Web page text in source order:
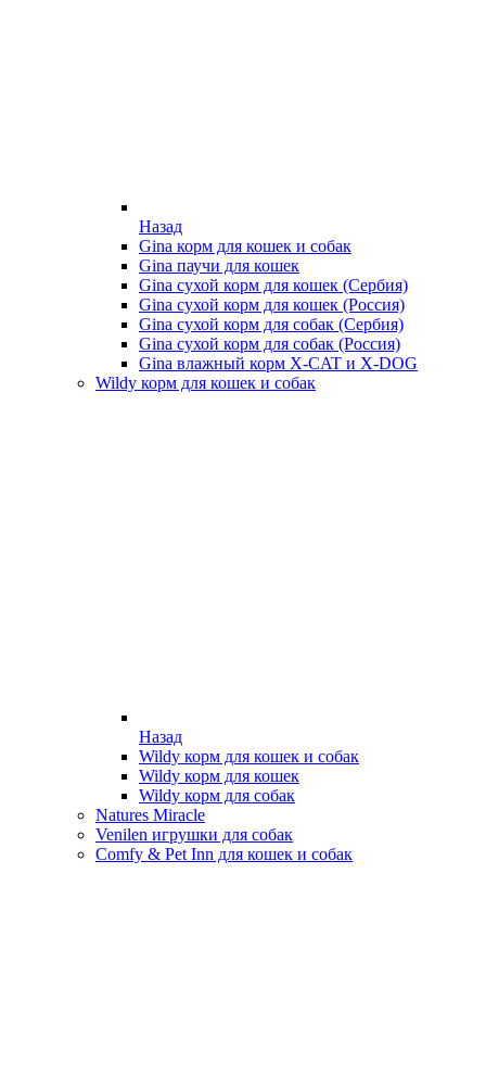
Назад
Gina корм для кошек и собак
Gina паучи для кошек
Gina сухой корм для кошек (Сербия)
Gina сухой корм для кошек (Россия)
Gina сухой корм для собак (Сербия)
Gina сухой корм для собак (Россия)
Gina влажный корм X-CAT и X-DOG
Wildy корм для кошек и собак
Назад
Wildy корм для кошек и собак
Wildy корм для кошек
Wildy корм для собак
Natures Miracle
Venilen игрушки для собак
Comfy & Pet Inn для кошек и собак